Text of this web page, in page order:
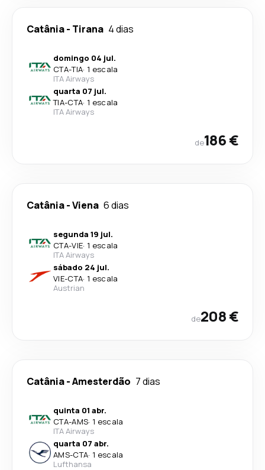
Catânia- Tirana 4 dias
domingo 04 jul.
CTA-TIA· 1 escala
ITA Airways
quarta 07 jul.
TIA-CTA· 1 escala
ITA Airways
de186 €
Catânia-Viena 6 dias
segunda 19 jul.
CTA-VIE· 1 escala
ITA Airways
sábado 24 jul.
VIE-CTA· 1 escala
Austrian
de208 €
Catânia-Amesterdão 7 dias
quinta 01 abr.
CTA-AMS· 1 escala
ITA Airways
quarta 07 abr.
AMS-CTA· 1 escala
Lufthansa